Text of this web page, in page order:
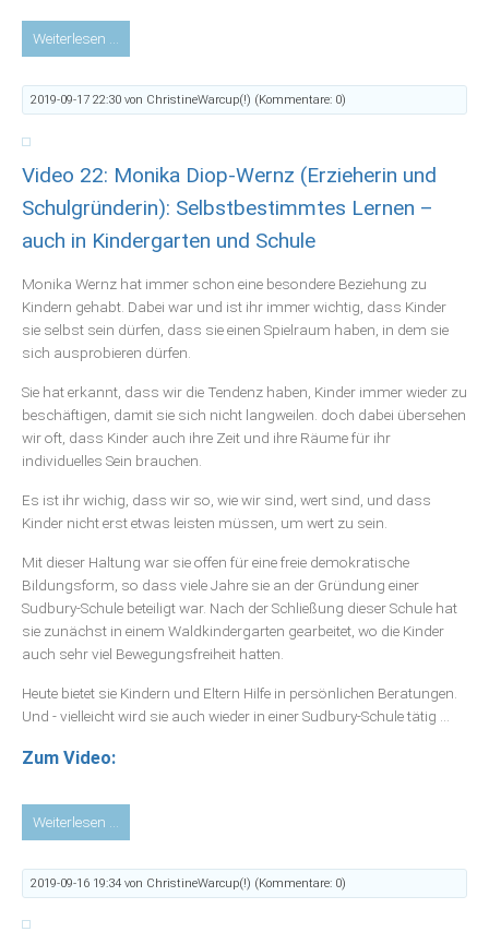
Weiterlesen …
21:
Silke
Bader
memoriam):
Ein
spiritueller
Weg
eigenen
Berufung
(mit
Meditation)
2019-09-17 22:30 von ChristineWarcup(!) (Kommentare: 0)
Video 22: Monika Diop-Wernz (Erzieherin und
Schulgründerin): Selbstbestimmtes Lernen –
auch in Kindergarten und Schule
Monika Wernz hat immer schon eine besondere Beziehung zu
Kindern gehabt. Dabei war und ist ihr immer wichtig, dass Kinder
sie selbst sein dürfen, dass sie einen Spielraum haben, in dem sie
sich ausprobieren dürfen.
Sie hat erkannt, dass wir die Tendenz haben, Kinder immer wieder zu
beschäftigen, damit sie sich nicht langweilen. doch dabei übersehen
wir oft, dass Kinder auch ihre Zeit und ihre Räume für ihr
individuelles Sein brauchen.
Es ist ihr wichig, dass wir so, wie wir sind, wert sind, und dass
Kinder nicht erst etwas leisten müssen, um wert zu sein.
Mit dieser Haltung war sie offen für eine freie demokratische
Bildungsform, so dass viele Jahre sie an der Gründung einer
Sudbury-Schule beteiligt war. Nach der Schließung dieser Schule hat
sie zunächst in einem Waldkindergarten gearbeitet, wo die Kinder
auch sehr viel Bewegungsfreiheit hatten.
Heute bietet sie Kindern und Eltern Hilfe in persönlichen Beratungen.
Und - vielleicht wird sie auch wieder in einer Sudbury-Schule tätig ...
Zum Video:
Weiterlesen …
22:
Monika
Diop-
2019-09-16 19:34 von ChristineWarcup(!) (Kommentare: 0)